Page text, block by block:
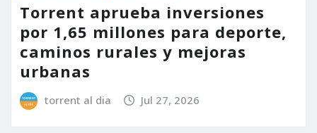
Torrent aprueba inversiones
por 1,65 millones para deporte,
caminos rurales y mejoras
urbanas
torrent al dia Jul 27, 2026